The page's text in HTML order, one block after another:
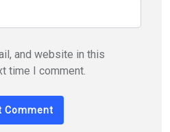
and website in this
time I comment.